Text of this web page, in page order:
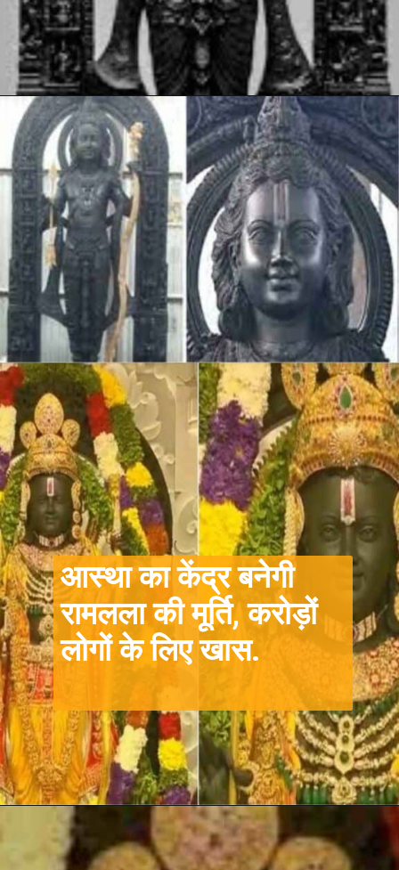
Opening https://hindi.winimedia.com/arun-yogiraj-ram-lalla-idol-sculptor/
आस्था का केंद्र बनेगी
रामलला की मूर्ति, करोड़ों
लोगों के लिए खास.
Opening